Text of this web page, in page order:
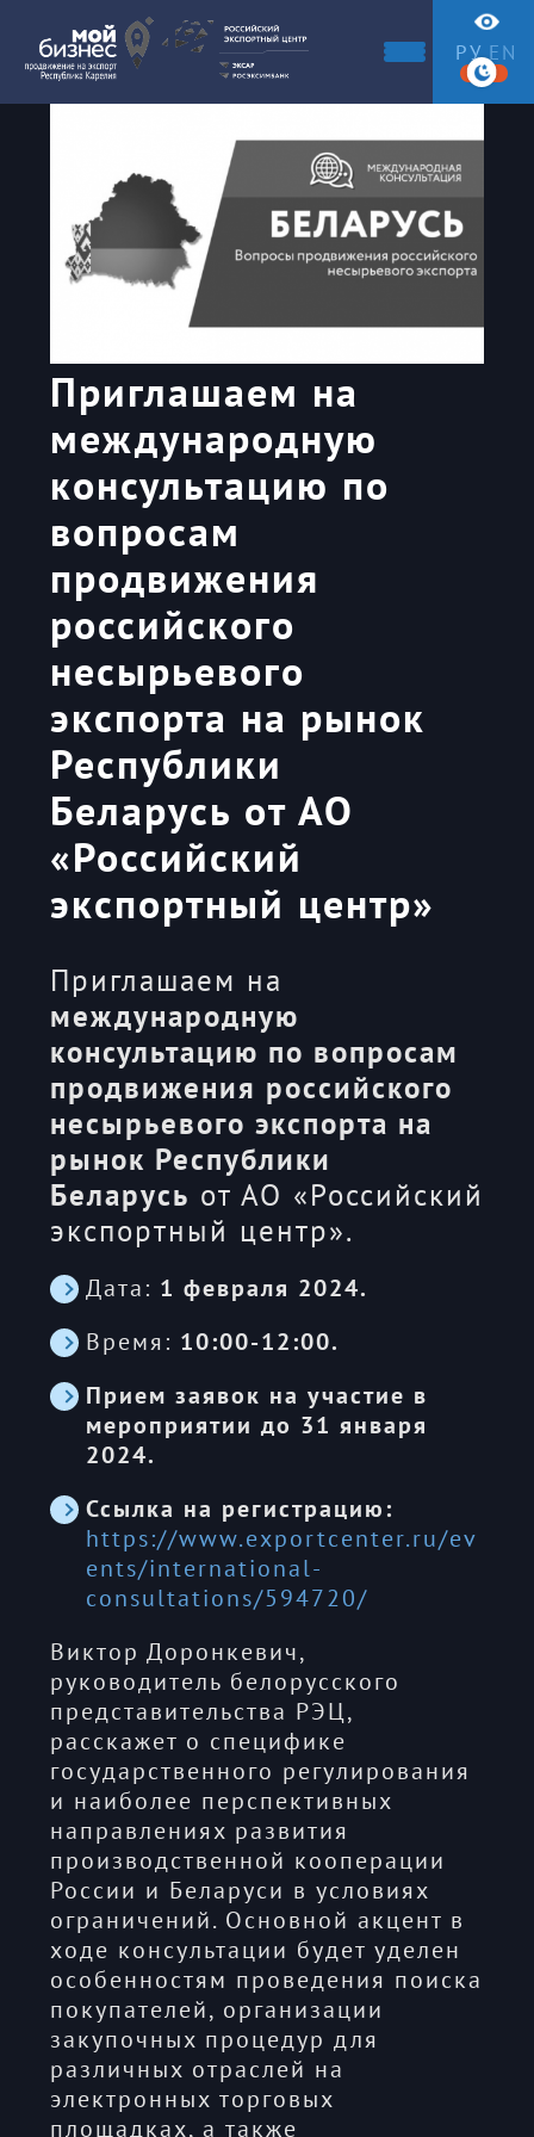
РУ EN
Приглашаем на
международную
консультацию по
вопросам
продвижения
российского
несырьевого
экспорта на рынок
Республики
Беларусь от АО
«Российский
экспортный центр»
Приглашаем на
международную
консультацию по вопросам
продвижения российского
несырьевого экспорта на
рынок Республики
Беларусь от АО «Российский
экспортный центр».
Дата: 1 февраля 2024.
Время: 10:00-12:00.
Прием заявок на участие в
мероприятии до 31 января
2024.
Ссылка на регистрацию:
https://www.exportcenter.ru/ev
ents/international-
consultations/594720/
Виктор Доронкевич,
руководитель белорусского
представительства РЭЦ,
расскажет о специфике
государственного регулирования
и наиболее перспективных
направлениях развития
производственной кооперации
России и Беларуси в условиях
ограничений. Основной акцент в
ходе консультации будет уделен
особенностям проведения поиска
покупателей, организации
закупочных процедур для
различных отраслей на
электронных торговых
площадках, а также